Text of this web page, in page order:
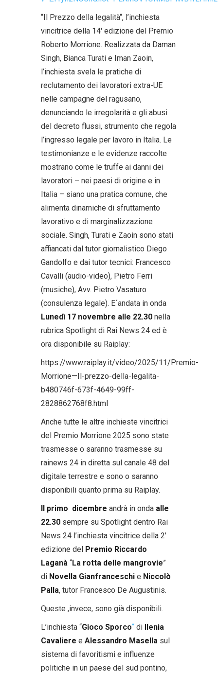
“Il Prezzo della legalità“, l’inchiesta
vincitrice della 14′ edizione del Premio
Roberto Morrione. Realizzata da Daman
Singh, Bianca Turati e Iman Zaoin,
l’inchiesta svela le pratiche di
reclutamento dei lavoratori extra-UE
nelle campagne del ragusano,
denunciando le irregolarità e gli abusi
del decreto flussi, strumento che regola
l’ingresso legale per lavoro in Italia. Le
testimonianze e le evidenze raccolte
mostrano come le truffe ai danni dei
lavoratori – nei paesi di origine e in
Italia – siano una pratica comune, che
alimenta dinamiche di sfruttamento
lavorativo e di marginalizzazione
sociale. Singh, Turati e Zaoin sono stati
affiancati dal tutor giornalistico Diego
Gandolfo e dai tutor tecnici: Francesco
Cavalli (audio-video), Pietro Ferri
(musiche), Avv. Pietro Vasaturo
(consulenza legale). E´andata in onda
Lunedì 17 novembre alle 22.30 nella
rubrica Spotlight di Rai News 24 ed è
ora disponibile su Raiplay:
https://www.raiplay.it/video/2025/11/Premio-
Morrione—Il-prezzo-della-legalita-
b480746f-673f-4649-99ff-
2828862768f8.html
Anche tutte le altre inchieste vincitrici
del Premio Morrione 2025 sono state
trasmesse o saranno trasmesse su
rainews 24 in diretta sul canale 48 del
digitale terrestre e sono o saranno
disponibili quanto prima su Raiplay.
Il primo dicembre andrà in onda alle
22.30 sempre su Spotlight dentro Rai
News 24 l’inchiesta vincitrice della 2′
edizione del Premio Riccardo
Laganà “La rotta delle mangrovie”
di Novella Gianfranceschi e Niccolò
Palla, tutor Francesco De Augustinis.
Queste ,invece, sono già disponibili.
L’inchiesta “Gioco Sporco“ di Ilenia
Cavaliere e Alessandro Masella sul
sistema di favoritismi e influenze
politiche in un paese del sud pontino,